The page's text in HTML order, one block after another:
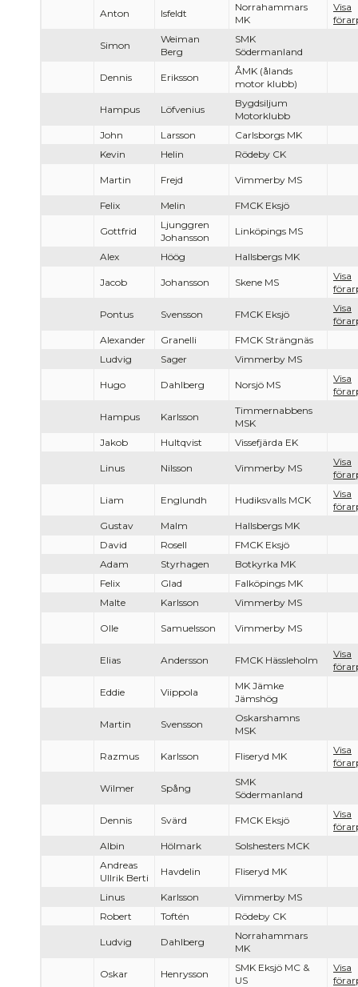
Anton Isfeldt
Norrahammars
MK
Visa
Simon
Weiman
Berg
SMK
Södermanland
Dennis Eriksson
ÅMK (ålands
motor klubb)
Hampus Löfvenius
Bygdsiljum
Motorklubb
John
Larsson
Carlsborgs MK
Kevin
Helin Rödeby CK
Martin Frejd Vimmerby MS
Felix Melin FMCK Eksjö
Gottfrid
Ljunggren
Johansson
Linköpings MS
Alex Höög Hallsbergs MK
Jacob Johansson Skene MS
Visa
Pontus Svensson FMCK Eksjö
Visa
Alexander
Granelli
FMCK Strängnäs
Ludvig
Sager Vimmerby MS
Hugo Dahlberg Norsjö MS
Visa
Hampus Karlsson
Timmernabbens
MSK
Jakob
Hultqvist Vissefjärda EK
Linus Nilsson Vimmerby MS
Visa
Liam Englundh Hudiksvalls MCK
Visa
Gustav
Malm
Hallsbergs MK
David
Rosell
FMCK Eksjö
Adam
Styrhagen
Botkyrka MK
Felix
Glad
Falköpings MK
Malte
Karlsson Vimmerby MS
Olle Samuelsson Vimmerby MS
Elias Andersson FMCK Hässleholm
Visa
Eddie Viippola
MK Jämke
Jämshög
Martin Svensson
Oskarshamns
MSK
Razmus Karlsson Fliseryd MK
Visa
Wilmer Spång
SMK
Södermanland
Dennis Svärd FMCK Eksjö
Visa
Albin
Hölmark
Solshesters MCK
Andreas
Ullrik Berti
Havdelin Fliseryd MK
Linus Karlsson
Vimmerby MS
Robert
Toftén Rödeby CK
Ludvig Dahlberg
Norrahammars
MK
Oskar Henrysson
SMK Eksjö MC &
US
Visa